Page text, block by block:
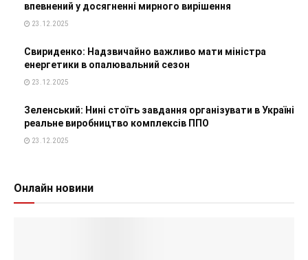
впевнений у досягненні мирного вирішення
23.12.2025
Свириденко: Надзвичайно важливо мати міністра
енергетики в опалювальний сезон
23.12.2025
Зеленський: Нині стоїть завдання організувати в Україні
реальне виробництво комплексів ППО
23.12.2025
Онлайн новини